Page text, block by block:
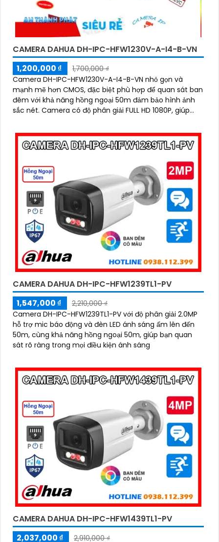
CAMERA DAHUA DH-IPC-HFW1230V-A-I4-B-VN
1,200,000 ₫
1,700,000 ₫
Camera DH-IPC-HFW1230V-A-I4-B-VN nhỏ gọn và
mạnh mẽ hơn CMOS, đặc biệt phù hợp để quan sát ban
đêm với khả năng hồng ngoại 50m đảm bảo hình ảnh
sắc nét. Camera có độ phân giải FULL HD 1080P, giúp
CAMERA DAHUA DH-IPC-HFW1239TL1-PV
1,547,000 ₫
2,210,000 ₫
Camera DH-IPC-HFW1239TL1-PV với độ phân giải 2.0MP
hỗ trợ mic báo động và đèn LED ánh sáng ấm lên đến
50m, cùng khả năng hồng ngoại 50m, giúp bạn quan
sát rõ ràng trong mọi điều kiện ánh sáng
CAMERA DAHUA DH-IPC-HFW1439TL1-PV
2,037,000 ₫
2,910,000 ₫